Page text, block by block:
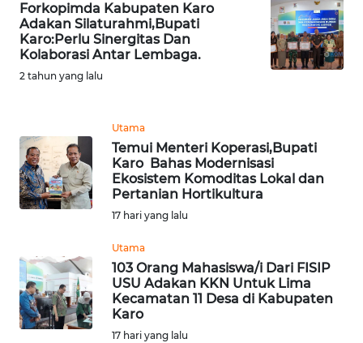
Forkopimda Kabupaten Karo
Adakan Silaturahmi,Bupati
Karo:Perlu Sinergitas Dan
Kolaborasi Antar Lembaga.
2 tahun yang lalu
Utama
Temui Menteri Koperasi,Bupati
Karo Bahas Modernisasi
Ekosistem Komoditas Lokal dan
Pertanian Hortikultura
17 hari yang lalu
Utama
103 Orang Mahasiswa/i Dari FISIP
USU Adakan KKN Untuk Lima
Kecamatan 11 Desa di Kabupaten
Karo
17 hari yang lalu
WN
SAMOSIR
PADANG
WN
SUMEDANG
WN
WN
KEPULAUAN
SERIBU